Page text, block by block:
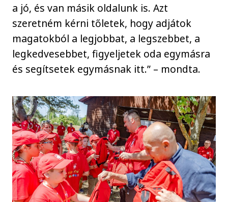
a jó, és van másik oldalunk is. Azt
szeretném kérni tőletek, hogy adjátok
magatokból a legjobbat, a legszebbet, a
legkedvesebbet, figyeljetek oda egymásra
és segítsetek egymásnak itt.” – mondta.